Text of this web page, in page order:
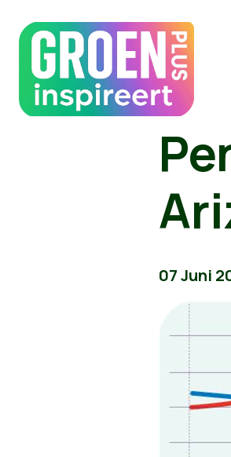
07 Juni